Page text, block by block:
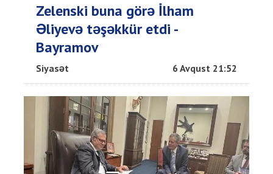
Zelenski buna görə İlham
Əliyevə təşəkkür etdi -
Bayramov
Siyasət 6 Avqust 21:52